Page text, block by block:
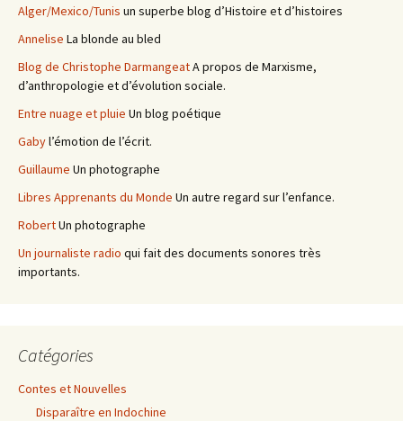
Alger/Mexico/Tunis un superbe blog d’Histoire et d’histoires
Annelise La blonde au bled
Blog de Christophe DarmangeatA propos de Marxisme,
d’anthropologie et d’évolution sociale.
Entre nuage et pluie Un blog poétique
Gabyl’émotion de l’écrit.
Guillaume Un photographe
Libres Apprenants du Monde Un autre regard sur l’enfance.
RobertUn photographe
Un journaliste radio qui fait des documents sonores très
importants.
Catégories
Contes et Nouvelles
Disparaître en Indochine